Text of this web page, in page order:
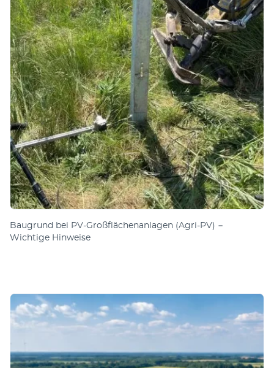
Baugrund bei PV-Großflächenanlagen (Agri-PV) −
Wichtige Hinweise